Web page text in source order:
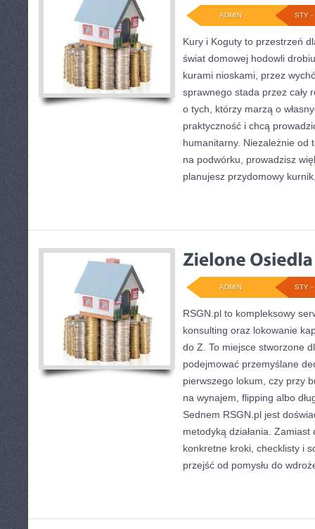
STY -
ADMIN
Kury i Koguty to przestrzeń
świat domowej hodowli
kurami nioskami, przez
sprawnego stada przez cały
o tych, którzy marzą o
praktyczność i chcą
humanitarny. Niezależnie od
na podwórku, prowadzisz
planujesz przydomowy
STY -
ADMIN
RSGN.pl to kompleksowy
konsulting oraz lokowanie
do Z. To miejsce stworzone
podejmować przemyślane
pierwszego lokum, czy przy
na wynajem, flipping albo
Sednem RSGN.pl jest
metodyką działania.
konkretne kroki, checklisty i
przejść od pomysłu do